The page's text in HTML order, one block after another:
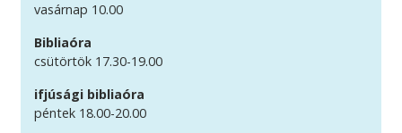
vasárnap 10.00
Bibliaóra
csütörtök 17.30-19.00
ifjúsági bibliaóra
péntek 18.00-20.00